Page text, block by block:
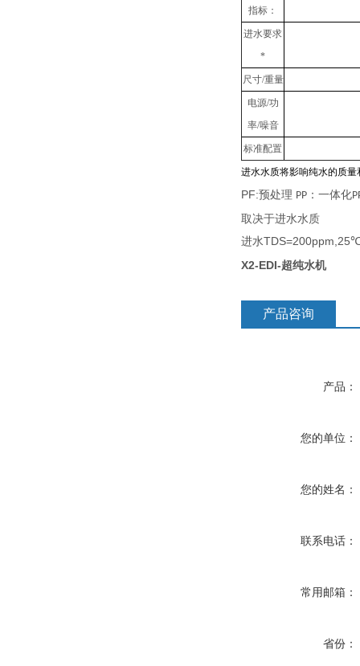
指标：
进水要求
*
尺寸/重量
电源/功
率/噪音
标准配置
进水水质将影响纯水的质
PF:预处理 PP ：一体化
取决于进水水质
进水TDS=200ppm,25
X2-EDI-超纯水机
产品咨询
产品：
您的单位：
您的姓名：
联系电话：
常用邮箱：
省份：